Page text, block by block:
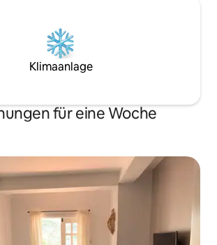
Klimaanlage
für eine Woche